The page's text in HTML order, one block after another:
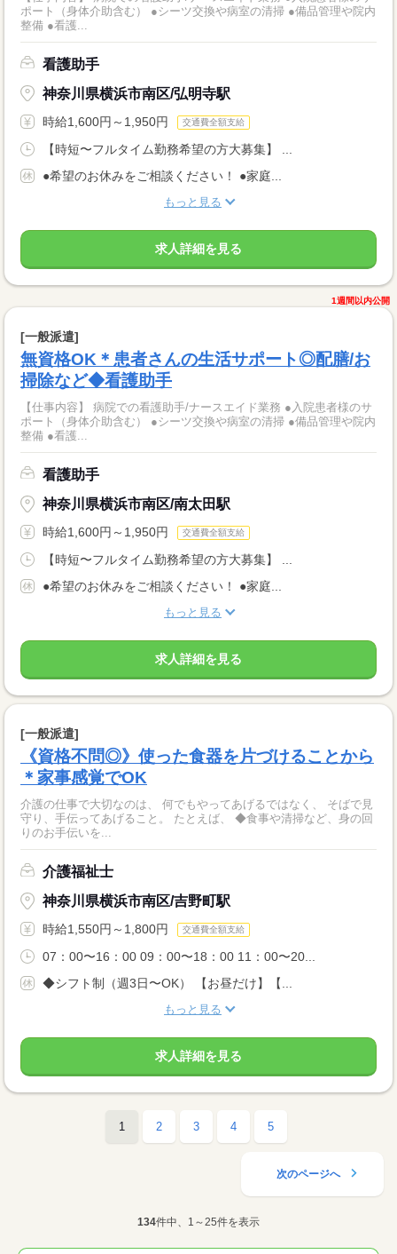
ポート（身体介助含む） ●シーツ交換や病室の清掃 ●備品管理や院内
整備 ●看護...
看護助手
神奈川県横浜市南区/弘明寺駅
時給1,600円～1,950円 交通費全額支給
【時短〜フルタイム勤務希望の方大募集】 ...
●希望のお休みをご相談ください！ ●家庭...
もっと見る
求人詳細を見る
1週間以内公開
[一般派遣]
無資格OK＊患者さんの生活サポート◎配膳/お
掃除など◆看護助手
【仕事内容】 病院での看護助手/ナースエイド業務 ●入院患者様のサ
ポート（身体介助含む） ●シーツ交換や病室の清掃 ●備品管理や院内
整備 ●看護...
看護助手
神奈川県横浜市南区/南太田駅
時給1,600円～1,950円 交通費全額支給
【時短〜フルタイム勤務希望の方大募集】 ...
●希望のお休みをご相談ください！ ●家庭...
もっと見る
求人詳細を見る
[一般派遣]
《資格不問◎》使った食器を片づけることから
＊家事感覚でOK
介護の仕事で大切なのは、 何でもやってあげるではなく、 そばで見
守り、手伝ってあげること。 たとえば、 ◆食事や清掃など、身の回
りのお手伝いを...
介護福祉士
神奈川県横浜市南区/吉野町駅
時給1,550円～1,800円 交通費全額支給
07：00〜16：00 09：00〜18：00 11：00〜20...
◆シフト制（週3日〜OK） 【お昼だけ】【...
もっと見る
求人詳細を見る
1 2 3 4 5
次のページへ
134件中、1～25件を表示